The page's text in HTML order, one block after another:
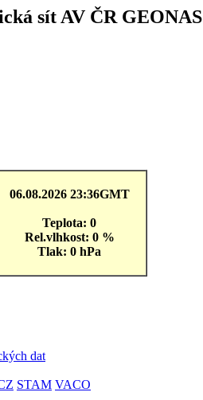
sít AV ČR GEONAS
06.08.2026 23:36GMT
Teplota: 0
Rel.vlhkost: 0 %
Tlak: 0 hPa
dat
STAM VACO